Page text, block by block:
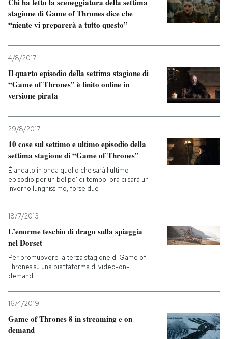
stagione di Game of Thrones dice che
“niente vi preparerà a tutto questo”
4/8/2017
Il quarto episodio della settima stagione di
“Game of Thrones” è finito online in
versione pirata
29/8/2017
10 cose sul settimo e ultimo episodio della
settima stagione di “Game of Thrones”
È andato in onda quello che sarà l'ultimo
episodio per un bel po' di tempo: ora ci sarà un
inverno lunghissimo, forse due
18/7/2013
L’enorme teschio di drago sulla spiaggia
nel Dorset
Per promuovere la terza stagione di Game of
Thrones su una piattaforma di video-on-
demand
16/4/2019
Game of Thrones 8 in streaming e on
demand